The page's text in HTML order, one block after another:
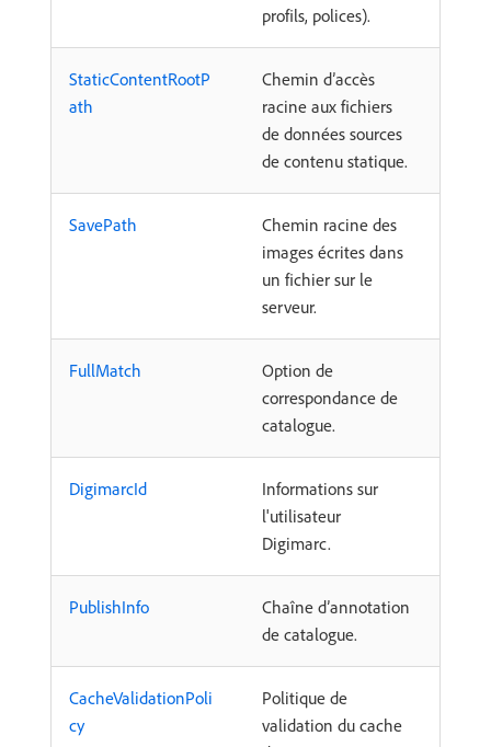
profils, polices).
StaticContentRootP
ath
Chemin d’accès
racine aux fichiers
de données sources
de contenu statique.
SavePath
Chemin racine des
images écrites dans
un fichier sur le
serveur.
FullMatch
Option de
correspondance de
catalogue.
DigimarcId
Informations sur
l'utilisateur
Digimarc.
PublishInfo
Chaîne d’annotation
de catalogue.
CacheValidationPoli
cy
Politique de
validation du cache